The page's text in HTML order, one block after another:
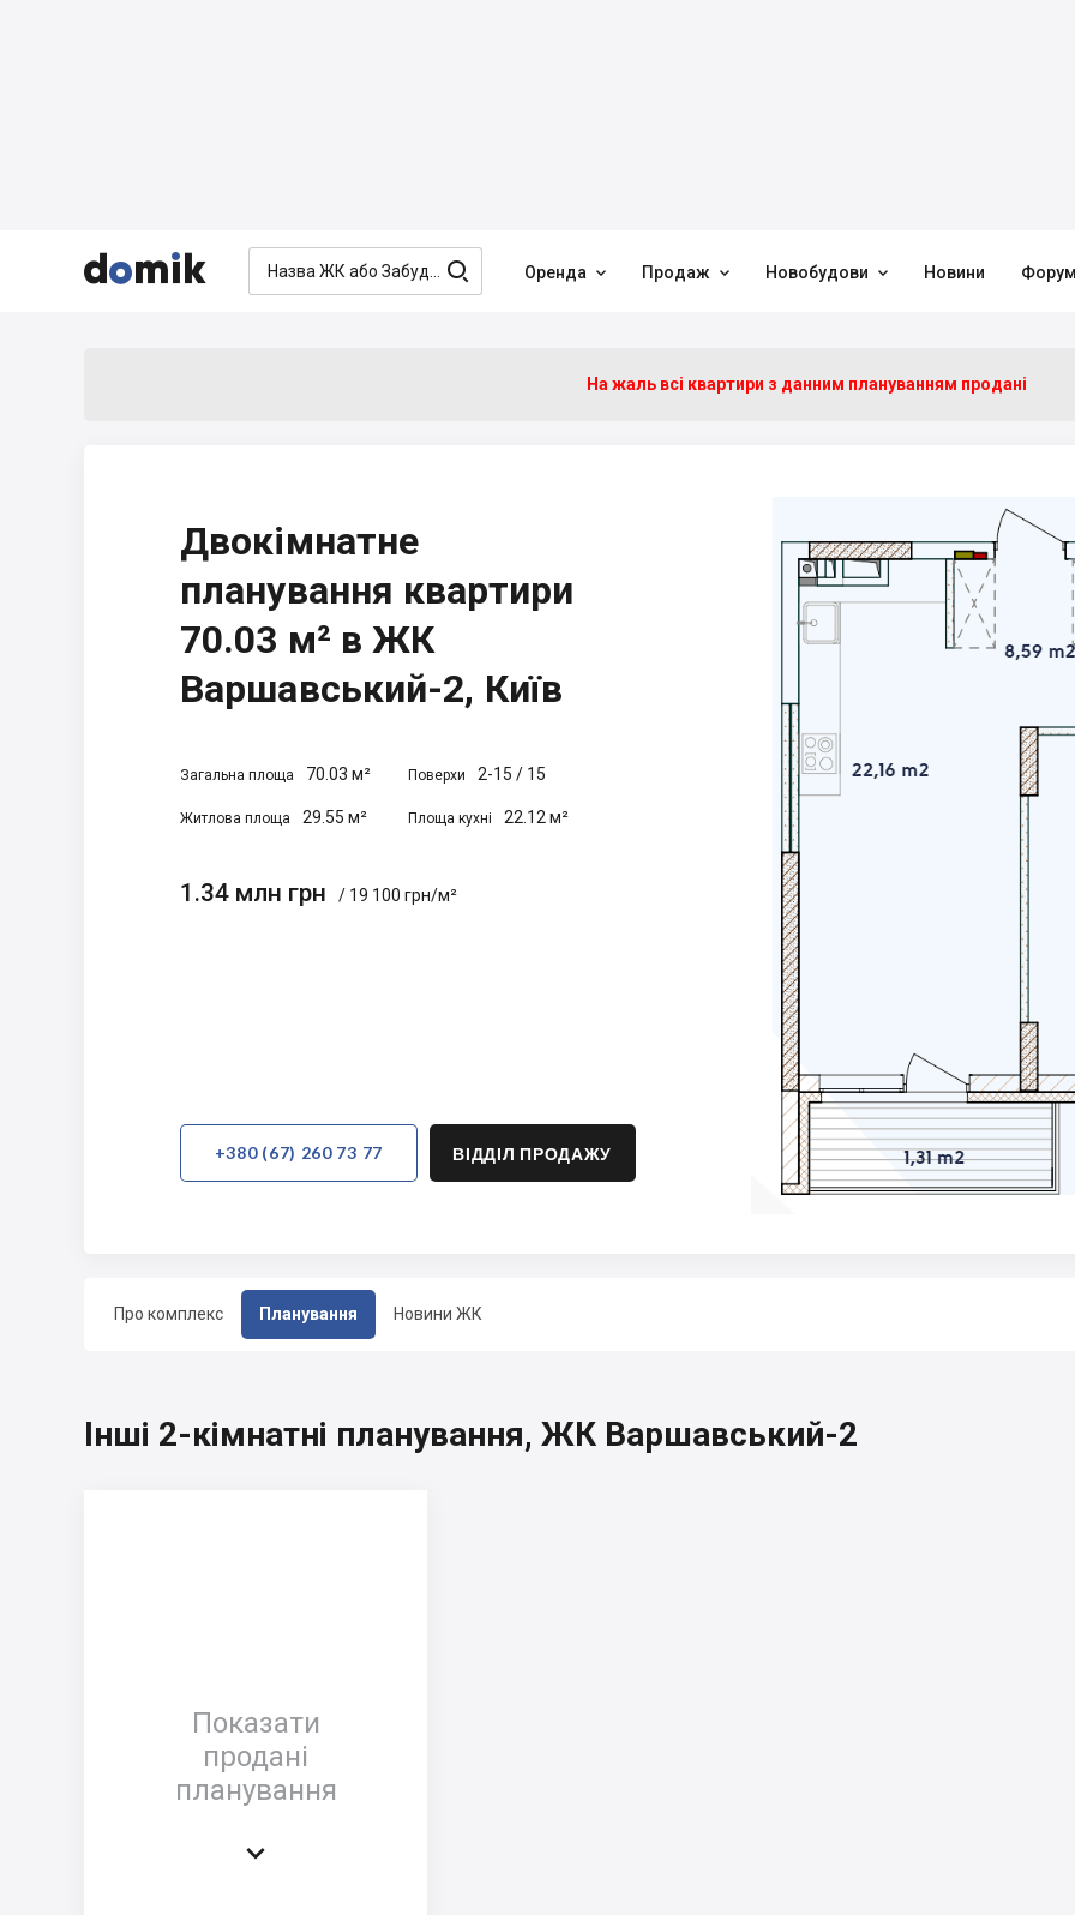


  Оренда  Продаж  Новобудови  Новини
Про комплекс Планування Новини ЖК
На жаль всі квартири з данним плануванням продані
Двокімнатне
планування квартири
70.03 м² в ЖК
Варшавський-2, Київ
Загальна площа 70.03 м² Поверхи 2-15 / 15
Житлова площа 29.55 м² Площа кухні 22.12 м²
1.34 млн грн / 19 100 грн/м²
+380 (67) 260 73 77 ВІДДІЛ ПРОДАЖУ
Інші 2-кімнатні планування, ЖК Варшавський-2
Показати
продані
планування
